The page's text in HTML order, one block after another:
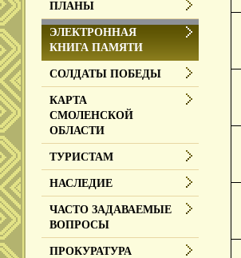
ПЛАНЫ
ЭЛЕКТРОННАЯ
КНИГА ПАМЯТИ
СОЛДАТЫ ПОБЕДЫ
КАРТА
СМОЛЕНСКОЙ
ОБЛАСТИ
ТУРИСТАМ
НАСЛЕДИЕ
ЧАСТО ЗАДАВАЕМЫЕ
ВОПРОСЫ
ПРОКУРАТУРА